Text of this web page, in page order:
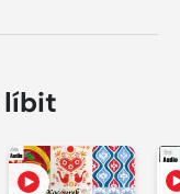
líbit